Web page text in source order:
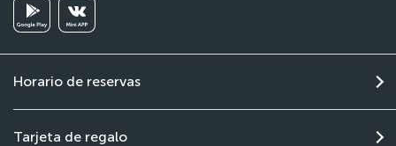
Horario de reservas
Tarjeta de regalo